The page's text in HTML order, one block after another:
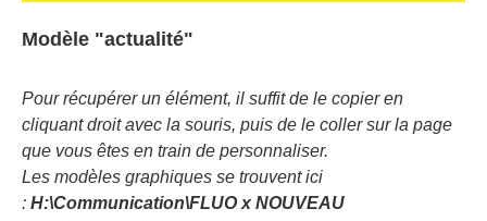
Modèle "actualité"
Pour récupérer un élément, il suffit de le copier en
cliquant droit avec la souris, puis de le coller sur la page
que vous êtes en train de personnaliser.
Les modèles graphiques se trouvent ici
: H:\Communication\FLUO x NOUVEAU